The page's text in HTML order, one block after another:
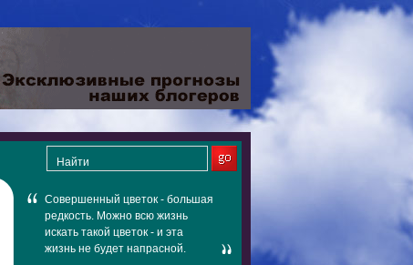
Совершенный цветок - большая
редкость. Можно всю жизнь
искать такой цветок - и эта
жизнь не будет напрасной.